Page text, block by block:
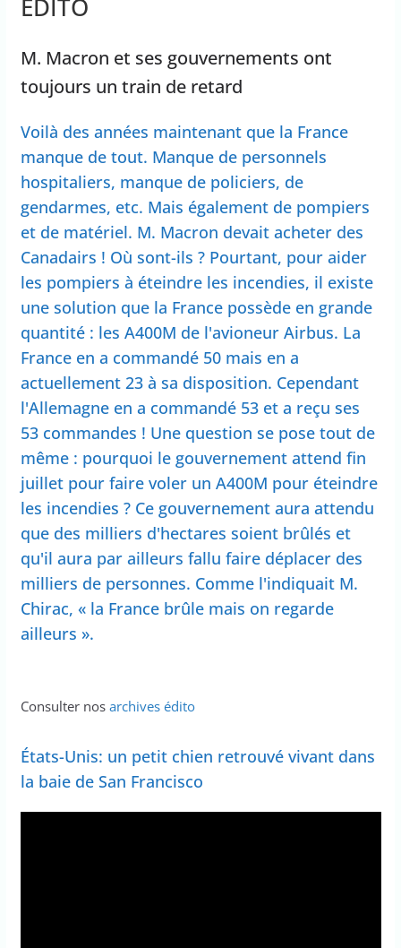
EDITO
M. Macron et ses gouvernements ont
toujours un train de retard
Voilà des années maintenant que la France
manque de tout. Manque de personnels
hospitaliers, manque de policiers, de
gendarmes, etc. Mais également de pompiers
et de matériel. M. Macron devait acheter des
Canadairs ! Où sont-ils ? Pourtant, pour aider
les pompiers à éteindre les incendies, il existe
une solution que la France possède en grande
quantité : les A400M de l'avioneur Airbus. La
France en a commandé 50 mais en a
actuellement 23 à sa disposition. Cependant
l'Allemagne en a commandé 53 et a reçu ses
53 commandes ! Une question se pose tout de
même : pourquoi le gouvernement attend fin
juillet pour faire voler un A400M pour éteindre
les incendies ? Ce gouvernement aura attendu
que des milliers d'hectares soient brûlés et
qu'il aura par ailleurs fallu faire déplacer des
milliers de personnes. Comme l'indiquait M.
Chirac, « la France brûle mais on regarde
ailleurs ».
Consulter nos archives édito
États-Unis: un petit chien retrouvé vivant dans
la baie de San Francisco